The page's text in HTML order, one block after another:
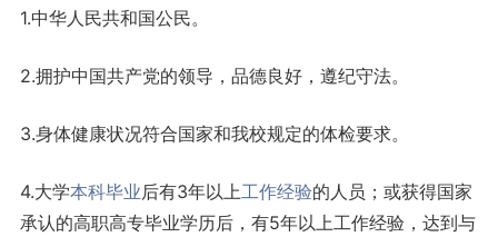
1.中华人民共和国公民。
2.拥护中国共产党的领导，品德良好，遵纪守法。
3.身体健康状况符合国家和我校规定的体检要求。
4.大学本科毕业后有3年以上工作经验的人员；或获得国家
承认的高职高专毕业学历后，有5年以上工作经验，达到与